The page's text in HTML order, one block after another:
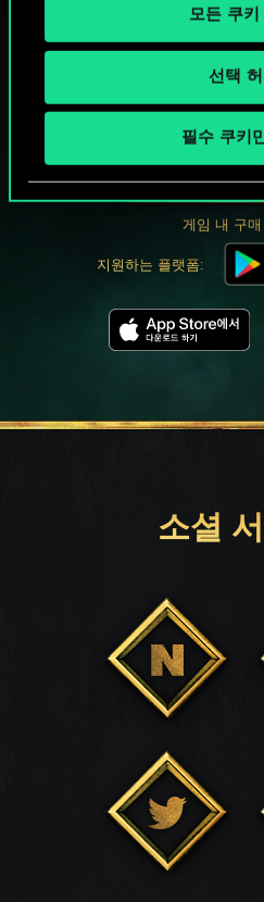
모든 쿠키
선택
필수 쿠키
궨트 한 판
PC에서 무
게임 내 구
지원하는 플랫폼:
소셜